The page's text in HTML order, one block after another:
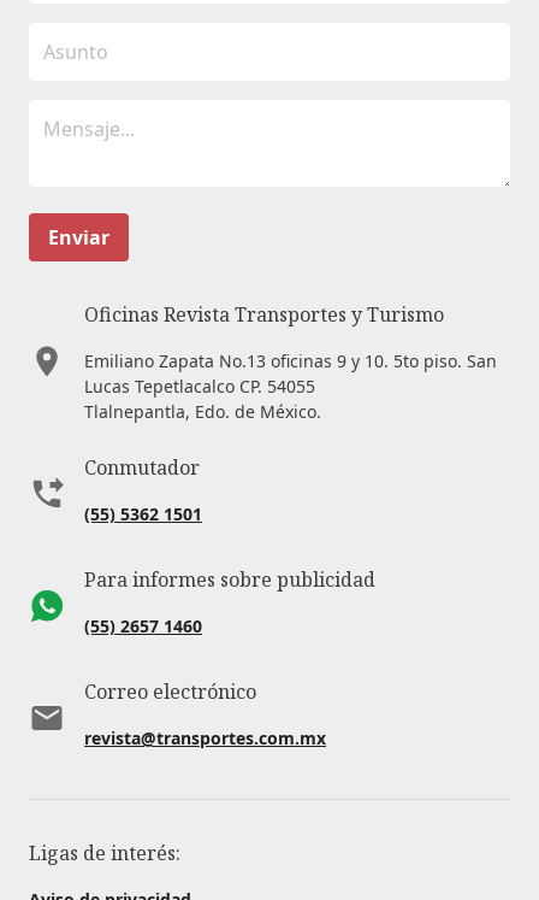
Enviar
Oficinas Revista Transportes y Turismo
Emiliano Zapata No.13 oficinas 9 y 10. 5to piso. San
Lucas Tepetlacalco CP. 54055
Tlalnepantla, Edo. de México.
Conmutador
(55) 5362 1501
Para informes sobre publicidad
(55) 2657 1460
Correo electrónico
revista@transportes.com.mx
Ligas de interés: